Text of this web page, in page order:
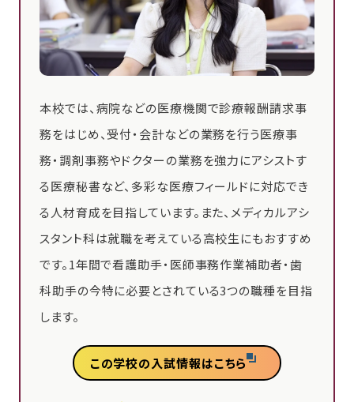
本校では、病院などの医療機関で診療報酬請求事
務をはじめ、受付・会計などの業務を行う医療事
務・調剤事務やドクターの業務を強力にアシストす
る医療秘書など、多彩な医療フィールドに対応でき
る人材育成を目指しています。また、メディカルアシ
スタント科は就職を考えている高校生にもおすすめ
です。1年間で看護助手・医師事務作業補助者・歯
科助手の今特に必要とされている3つの職種を目指
します。
この学校の入試情報はこちら